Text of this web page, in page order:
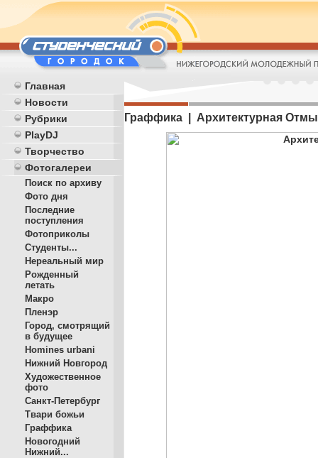
Главная
Новости
Рубрики
PlayDJ
Творчество
Фотогалереи
Поиск по архиву
Фото дня
Последние
поступления
Фотоприколы
Студенты...
Нереальный мир
Рожденный
летать
Макро
Пленэр
Город, смотрящий
в будущее
Homines urbani
Нижний Новгород
Художественное
фото
Санкт-Петербург
Твари божьи
Граффика
Новогодний
Нижний...
Граффика | Архитектурная